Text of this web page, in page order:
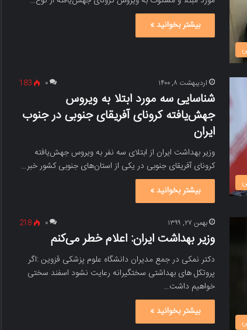
بیشتر بخوانید »
اردیبهشت ۸, ۱۴۰۰ ۰ 183
شناسایی سه مورد ابتلا به ویروس
جهش‌یافته کرونای آفریقای جنوبی در جنوب
ایران
وزیر بهداشت ایران از ابتلای سه نفر به ویروس جهش‌یافته
کرونای آفریقای جنوبی در یکی از استان‌های جنوبی کشور خبر…
بیشتر بخوانید »
بهمن ۲۷, ۱۳۹۹ ۰ 218
وزیر بهداشت ایران: اعلام خطر می‌کنم
دکتر نمکی در جمع مدیران دانشگاه علوم پزشکی قزوین :اگر
پروتکل های بهداشتی سختگیرانه رعایت نشود اسفند سختی
خواهیم داشت…
بیشتر بخوانید »